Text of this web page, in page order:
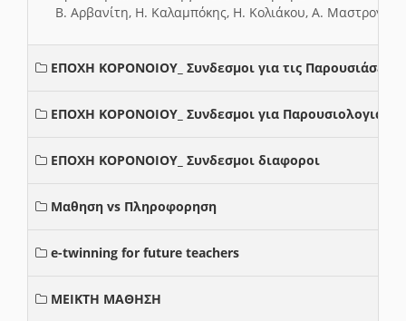
Β. Αρβανίτη, Η. Καλαμπόκης, Η. Κολιάκου, Α.
ΕΠΟΧΗ ΚΟΡΟΝΟΙΟΥ_ Συνδεσμοι για τις Παρουσιάσεις
ΕΠΟΧΗ ΚΟΡΟΝΟΙΟΥ_ Συνδεσμοι για Παρουσιολογια
ΕΠΟΧΗ ΚΟΡΟΝΟΙΟΥ_ Συνδεσμοι διαφοροι
Μαθηση vs Πληροφορηση
e-twinning for future teachers
ΜΕΙΚΤΗ ΜΑΘΗΣΗ